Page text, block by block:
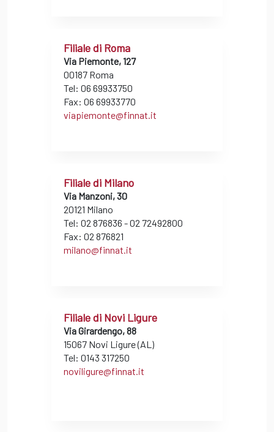
Filiale di Roma
Via Piemonte, 127
00187 Roma
Tel: 06 69933750
Fax: 06 69933770
viapiemonte@finnat.it
Filiale di Milano
Via Manzoni, 30
20121 Milano
Tel: 02 876836 - 02 72492800
Fax: 02 876821
milano@finnat.it
Filiale di Novi Ligure
Via Girardengo, 88
15067 Novi Ligure (AL)
Tel: 0143 317250
noviligure@finnat.it